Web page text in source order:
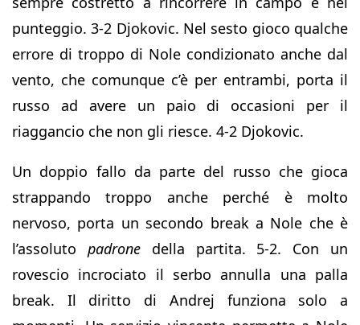
punteggio. 3-2 Djokovic. Nel sesto gioco qualche
errore di troppo di Nole condizionato anche dal
vento, che comunque c’è per entrambi, porta il
russo ad avere un paio di occasioni per il
riaggancio che non gli riesce. 4-2 Djokovic.
Un doppio fallo da parte del russo che gioca
strappando troppo anche perché è molto
nervoso, porta un secondo break a Nole che è
l’assoluto padronedella partita. 5-2. Con un
rovescio incrociato il serbo annulla una palla
break. Il diritto di Andrej funziona solo a